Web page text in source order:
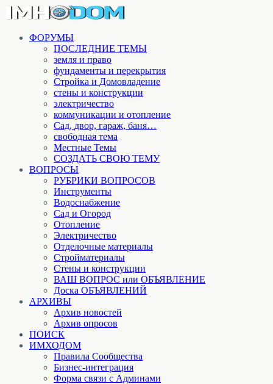
ФОРУМЫ
ПОСЛЕДНИЕ ТЕМЫ
земля и право
фундаменты и перекрытия
Стройка и Домовладение
стены и конструкции
электричество
коммуникации и отопление
Cад, двор, гараж, баня…
свободная тема
Местные Темы
СОЗДАТЬ СВОЮ ТЕМУ
ВОПРОСЫ
РУБРИКИ ВОПРОСОВ
Инструменты
Водоснабжение
Сад и Огород
Отопление
Электричество
Отделочные материалы
Стройматериалы
Стены и конструкции
ВАШ ВОПРОС или ОБЪЯВЛЕНИЕ
Доска ОБЪЯВЛЕНИЙ
АРХИВЫ
Архив новостей
Архив опросов
ПОИСК
ИМХОДОМ
Правила Сообщества
Бизнес-интеграция
Форма связи с Админами